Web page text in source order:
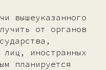
вышеуказанного
от органов
лиц, иностранных
планируется